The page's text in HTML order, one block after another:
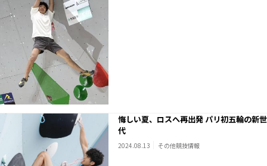
悔しい夏、ロスへ再出発 パリ初五輪の新世
代
2024.08.13 その他競技情報